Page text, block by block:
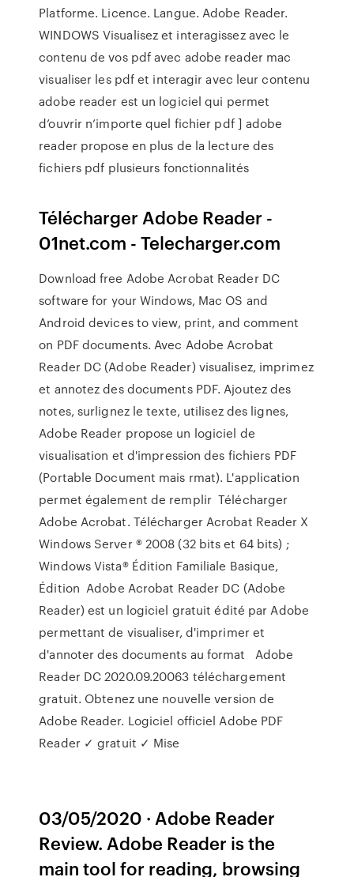
Platforme. Licence. Langue. Adobe Reader.
WINDOWS Visualisez et interagissez avec le
contenu de vos pdf avec adobe reader mac
visualiser les pdf et interagir avec leur contenu
adobe reader est un logiciel qui permet
d’ouvrir n’importe quel fichier pdf ] adobe
reader propose en plus de la lecture des
fichiers pdf plusieurs fonctionnalités
Télécharger Adobe Reader -
01net.com - Telecharger.com
Download free Adobe Acrobat Reader DC
software for your Windows, Mac OS and
Android devices to view, print, and comment
on PDF documents. Avec Adobe Acrobat
Reader DC (Adobe Reader) visualisez, imprimez
et annotez des documents PDF. Ajoutez des
notes, surlignez le texte, utilisez des lignes,
Adobe Reader propose un logiciel de
visualisation et d'impression des fichiers PDF
(Portable Document mais rmat). L'application
permet également de remplir Télécharger
Adobe Acrobat. Télécharger Acrobat Reader X
Windows Server ® 2008 (32 bits et 64 bits) ;
Windows Vista® Édition Familiale Basique,
Édition Adobe Acrobat Reader DC (Adobe
Reader) est un logiciel gratuit édité par Adobe
permettant de visualiser, d'imprimer et
d'annoter des documents au format Adobe
Reader DC 2020.09.20063 téléchargement
gratuit. Obtenez une nouvelle version de
Adobe Reader. Logiciel officiel Adobe PDF
Reader ✓ gratuit ✓ Mise
03/05/2020 · Adobe Reader
Review. Adobe Reader is the
main tool for reading, browsing